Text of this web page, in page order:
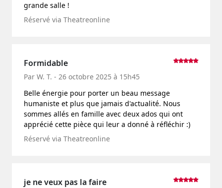
grande salle !
Réservé via Theatreonline
Formidable
Par W. T. - 26 octobre 2025 à 15h45
Belle énergie pour porter un beau message
humaniste et plus que jamais d'actualité. Nous
sommes allés en famille avec deux ados qui ont
apprécié cette pièce qui leur a donné à réfléchir :)
Réservé via Theatreonline
je ne veux pas la faire